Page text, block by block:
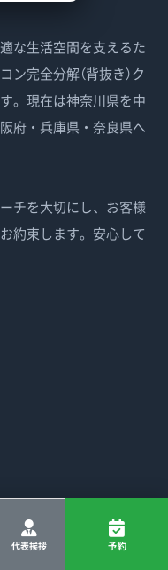
代表挨拶 予約
な生活空間を支えるた
完全分解（背抜き）ク
。現在は神奈川県を中
府・兵庫県・奈良県へ
チを大切にし、お客様
約束します。安心して